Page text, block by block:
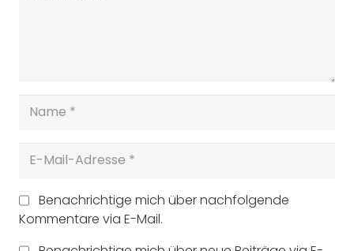
Benachrichtige mich über nachfolgende
Kommentare via E-Mail.